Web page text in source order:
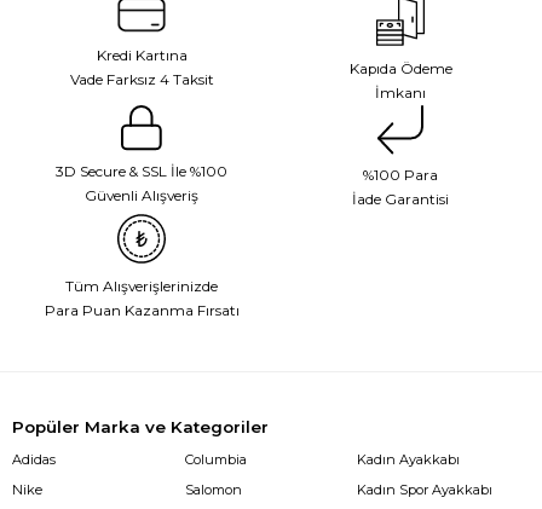
Kredi Kartına
Vade Farksız 4 Taksit
Kapıda Ödeme
İmkanı
3D Secure & SSL İle %100
Güvenli Alışveriş
%100 Para
İade Garantisi
Tüm Alışverişlerinizde
Para Puan Kazanma Fırsatı
Popüler Marka ve Kategoriler
Adidas
Nike
Columbia
Salomon
Kadın Ayakkabı
Kadın Spor Ayakkabı